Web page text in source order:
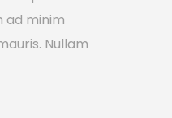
ad minim
Nullam